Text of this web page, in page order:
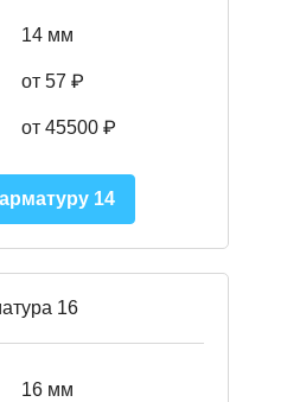
14 мм
от 57 ₽
от 45500 ₽
14
16
16 мм